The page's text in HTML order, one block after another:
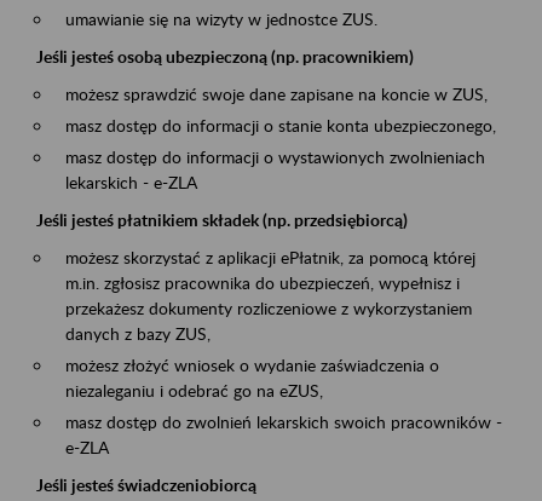
umawianie się na wizyty w jednostce ZUS.
Jeśli jesteś osobą ubezpieczoną (np. pracownikiem)
możesz sprawdzić swoje dane zapisane na koncie w ZUS,
masz dostęp do informacji o stanie konta ubezpieczonego,
masz dostęp do informacji o wystawionych zwolnieniach
lekarskich - e-ZLA
Jeśli jesteś płatnikiem składek (np. przedsiębiorcą)
możesz skorzystać z aplikacji ePłatnik, za pomocą której
m.in. zgłosisz pracownika do ubezpieczeń, wypełnisz i
przekażesz dokumenty rozliczeniowe z wykorzystaniem
danych z bazy ZUS,
możesz złożyć wniosek o wydanie zaświadczenia o
niezaleganiu i odebrać go na eZUS,
masz dostęp do zwolnień lekarskich swoich pracowników -
e-ZLA
Jeśli jesteś świadczeniobiorcą